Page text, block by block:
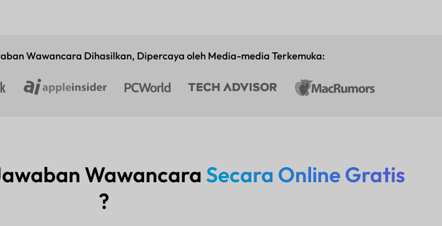
Wawancara Dihasilkan, Dipercaya oleh Media-media Terkemuka:
Wawancara Secara Online Gratis
?